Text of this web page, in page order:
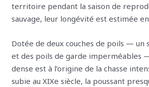
territoire pendant la saison de
sauvage, leur longévité est estimée
Dotée de deux couches de poils — un
et des poils de garde imperméables
dense est à l’origine de la chasse
subie au XIXe siècle, la poussant